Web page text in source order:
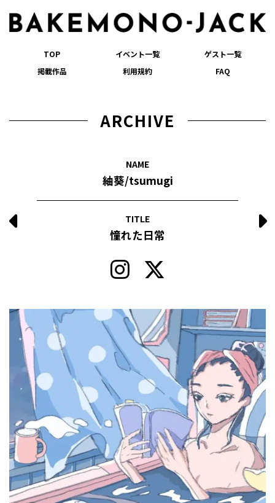
TOP イベント一覧
ゲスト一覧
掲載作品
利用規約 FAQ
ARCHIVE
NAME
紬葵/tsumugi
TITLE
憧れた日常